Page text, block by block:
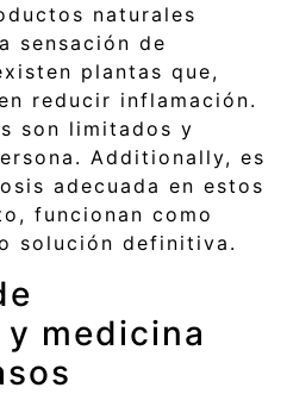
naturales
sensación de
plantas que,
reducir inflamación.
son limitados y
Additionally, es
adecuada en estos
funcionan como
solución definitiva.
medicina